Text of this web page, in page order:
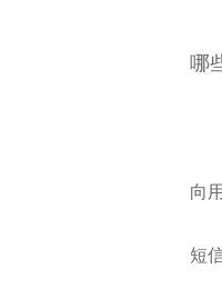
哪
向
短